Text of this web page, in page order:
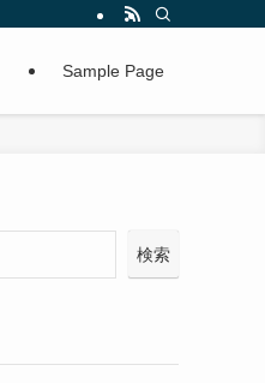
Sample Page
検索